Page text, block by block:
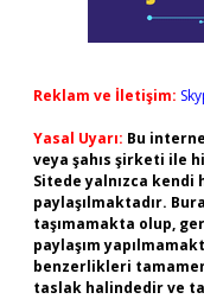
Reklam ve İletişim:
Yasal Uyarı: Bu
veya şahıs şirketi ile
Sitede yalnızca kendi
paylaşılmaktadır.
taşımamakta olup,
paylaşım
benzerlikleri
taslak halindedir ve